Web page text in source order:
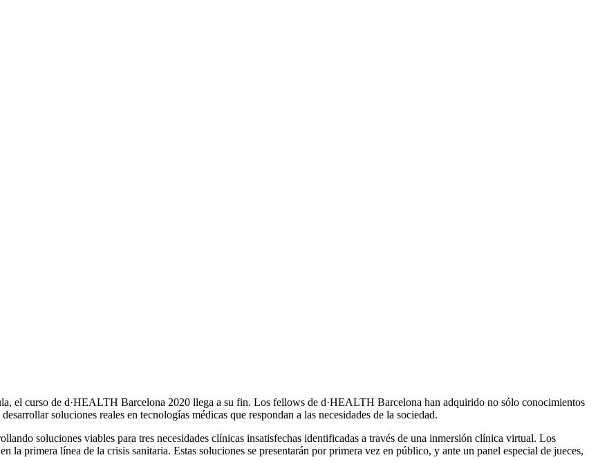
el curso de d·HEALTH Barcelona 2020 llega a su fin. Los fellows de d·HEALTH Barcelona han adquirido no sólo conocimientos
soluciones reales en tecnologías médicas que respondan a las necesidades de la sociedad.
soluciones viables para tres necesidades clínicas insatisfechas identificadas a través de una inmersión clínica virtual. Los
la primera línea de la crisis sanitaria. Estas soluciones se presentarán por primera vez en público, y ante un panel especial de jueces,